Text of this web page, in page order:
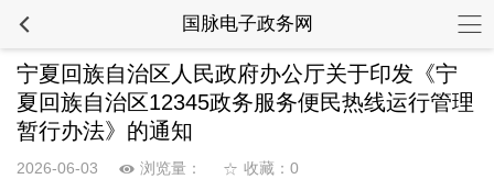
国脉电子政务网
宁夏回族自治区人民政府办公厅关于印发《宁
夏回族自治区12345政务服务便民热线运行管理
暂行办法》的通知
2026-06-03 浏览量： 收藏：0